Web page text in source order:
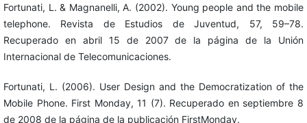
Fortunati, L. & Magnanelli, A. (2002). Young people and the mobile
telephone. Revista de Estudios de Juventud, 57, 59–78.
Recuperado en abril 15 de 2007 de la página de la Unión
Internacional de Telecomunicaciones.
Fortunati, L. (2006). User Design and the Democratization of the
Mobile Phone. First Monday, 11 (7). Recuperado en septiembre 8
de 2008 de la página de la publicación FirstMonday.